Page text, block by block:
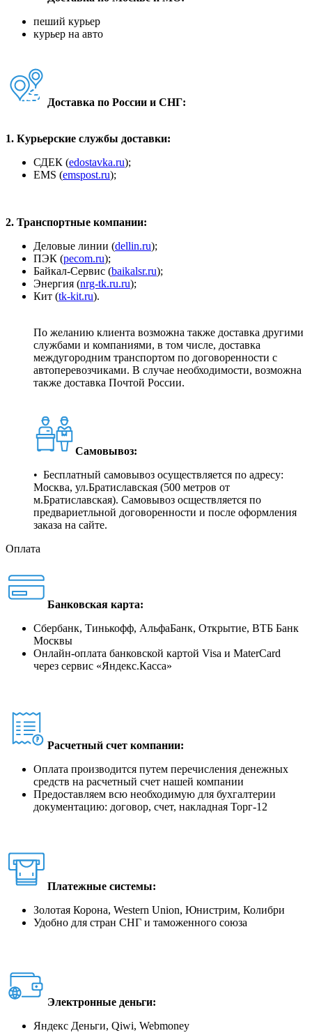
пеший курьер
курьер на авто
Доставка по России и СНГ:
1. Курьерские службы доставки:
СДЕК (edostavka.ru);
ЕМS (emspost.ru);
2. Транспортные компании:
Деловые линии (dellin.ru);
ПЭК (pecom.ru);
Байкал-Сервис (baikalsr.ru);
Энергия (nrg-tk.ru.ru);
Кит (tk-kit.ru).
По желанию клиента возможна также доставка другими
службами и компаниями, в том числе, доставка
междугородним транспортом по договоренности с
автоперевозчиками. В случае необходимости, возможна
также доставка Почтой России.
Самовывоз:
• Бесплатный самовывоз осуществляется по адресу:
Москва, ул.Братиславская (500 метров от
м.Братиславская). Самовывоз осществляется по
предвариетльной договоренности и после оформления
заказа на сайте.
Оплата
Банковская карта:
Сбербанк, Тинькофф, АльфаБанк, Открытие, ВТБ Банк
Москвы
Онлайн-оплата банковской картой Visa и MaterCard
через сервис «Яндекс.Касса»
Расчетный счет компании:
Оплата производится путем перечисления денежных
средств на расчетный счет нашей компании
Предоставляем всю необходимую для бухгалтерии
документацию: договор, счет, накладная Торг-12
Платежные системы:
Золотая Корона, Western Union, Юнистрим, Колибри
Удобно для стран СНГ и таможенного союза
Электронные деньги:
Яндекс Деньги, Qiwi, Webmoney